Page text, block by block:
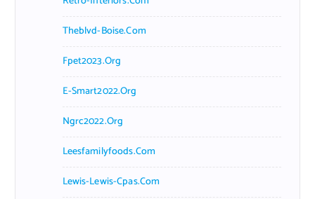
Theblvd-Boise.com
Fpet2023.org
E-Smart2022.org
Ngrc2022.org
Leesfamilyfoods.com
Lewis-Lewis-Cpas.com